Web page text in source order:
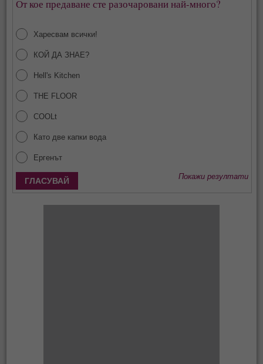
От кое предаване сте разочаровани най-много?
Харесвам всички!
КОЙ ДА ЗНАЕ?
Hell's Kitchen
THE FLOOR
COOLt
Като две капки вода
Ергенът
Покажи резултати